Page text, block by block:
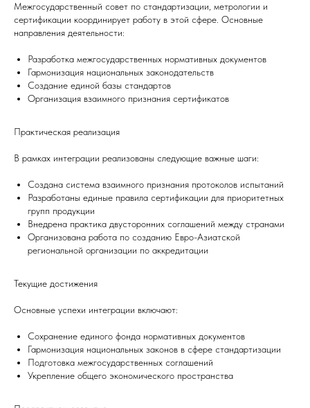
Межгосударственный совет по стандартизации, метрологии и
сертификации координирует работу в этой сфере. Основные
направления деятельности:
Разработка межгосударственных нормативных документов
Гармонизация национальных законодательств
Создание единой базы стандартов
Организация взаимного признания сертификатов
Практическая реализация
В рамках интеграции реализованы следующие важные шаги:
Создана система взаимного признания протоколов испытаний
Разработаны единые правила сертификации для приоритетных
групп продукции
Внедрена практика двусторонних соглашений между странами
Организована работа по созданию Евро-Азиатской
региональной организации по аккредитации
Текущие достижения
Основные успехи интеграции включают:
Сохранение единого фонда нормативных документов
Гармонизация национальных законов в сфере стандартизации
Подготовка межгосударственных соглашений
Укрепление общего экономического пространства